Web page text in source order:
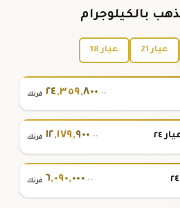
بالكيلوجرام
عيار 21 عيار 18
٢٤,٣٥٩,٨٠٠.٠٠ فرنك
٢٤ ١٢,١٧٩,٩٠٠.٠٠ فرنك
٦,٠٩٠,٠٠٠.٠٠ فرنك